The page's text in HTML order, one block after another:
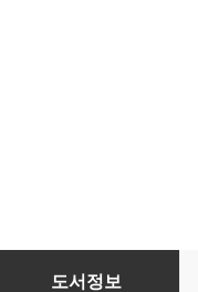
기업문화 대전환 - 신세계
도서정보